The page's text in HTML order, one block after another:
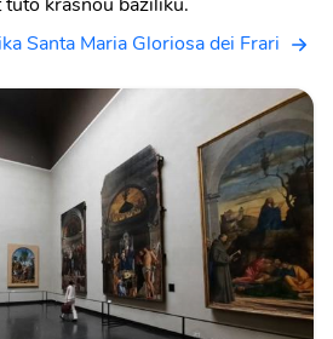
Santa Maria Gloriosa dei Frari